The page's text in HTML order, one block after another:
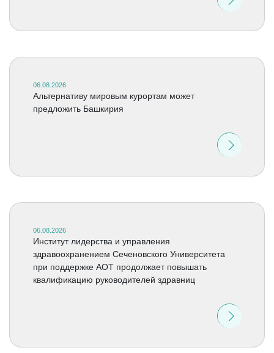
06.08.2026
Альтернативу мировым курортам может
предложить Башкирия
06.08.2026
Институт лидерства и управления
здравоохранением Сеченовского Университета
при поддержке АОТ продолжает повышать
квалификацию руководителей здравниц